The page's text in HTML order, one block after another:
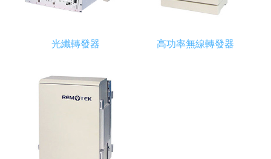
光纖轉發器 高功率無線轉發器